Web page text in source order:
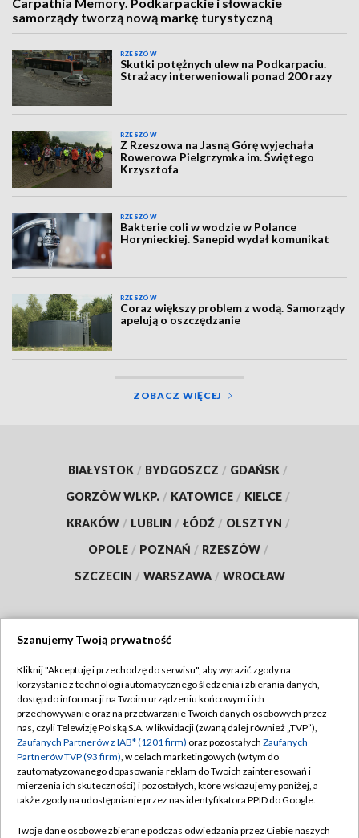
samorządy tworzą nową markę turystyczną
RZESZÓW
Skutki potężnych ulew na Podkarpaciu.
Strażacy interweniowali ponad 200 razy
RZESZÓW
Z Rzeszowa na Jasną Górę wyjechała
Rowerowa Pielgrzymka im. Świętego
Krzysztofa
RZESZÓW
Bakterie coli w wodzie w Polance
Horynieckiej. Sanepid wydał komunikat
RZESZÓW
Coraz większy problem z wodą. Samorządy
apelują o oszczędzanie
ZOBACZ WIĘCEJ
BIAŁYSTOK / BYDGOSZCZ / GDAŃSK /
GORZÓW WLKP. / KATOWICE / KIELCE /
KRAKÓW / LUBLIN / ŁÓDŹ / OLSZTYN /
OPOLE / POZNAŃ / RZESZÓW /
SZCZECIN / WARSZAWA / WROCŁAW
TVP
Abonament TVP
Emisja w TVP
Centrum informacji TVP
Naziemna Telewizja Cyfrowa
Regulamin TVP
Polityka prywatności
Moje zgody
Pomoc
Szanujemy Twoją prywatność
Kliknij "Akceptuję i przechodzę do serwisu", aby wyrazić zgody na
korzystanie z technologii automatycznego śledzenia i zbierania danych,
dostęp do informacji na Twoim urządzeniu końcowym i ich
przechowywanie oraz na przetwarzanie Twoich danych osobowych przez
nas, czyli Telewizję Polską S.A. w likwidacji (zwaną dalej również „TVP”),
Zaufanych Partnerów z IAB* (1201 firm) oraz pozostałych Zaufanych
Partnerów TVP (93 firm), w celach marketingowych (w tym do
zautomatyzowanego dopasowania reklam do Twoich zainteresowań i
mierzenia ich skuteczności) i pozostałych, które wskazujemy poniżej, a
także zgody na udostępnianie przez nas identyfikatora PPID do Google.
Twoje dane osobowe zbierane podczas odwiedzania przez Ciebie naszych